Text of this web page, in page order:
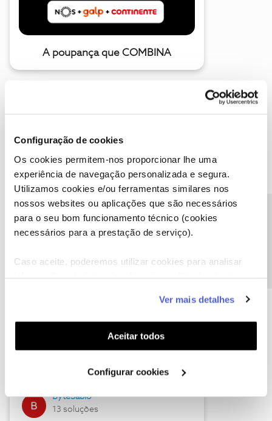
Configuração de cookies
Os cookies permitem-nos proporcionar lhe uma
experiência de navegação personalizada e segura.
Utilizamos cookies e/ou ferramentas similares nos
nossos websites ou aplicações que são necessários
para o seu bom funcionamento técnico (cookies
necessários para a prestação de serviço).
Caso aceite, poderemos utilizar cookies para analisar
funcionalidades (cookies de personalização e
funcionalidade) e adaptar anúncios aos seus interesses
(cookies de publicidade personalizada). Pode gerir a
utilização dos cookies clicando em "Configurar
Ver mais detalhes
Aceitar todos
Configurar cookies
A poupança que COMBINA
Descubra as novidades de julho
Hall of Fame de julho
17 soluções
ByteSábio
13 soluções